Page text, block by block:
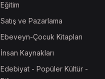
Eğitim
Satış ve Pazarlama
Ebeveyn-Çocuk Kitapları
İnsan Kaynakları
Edebiyat - Popüler Kültür -